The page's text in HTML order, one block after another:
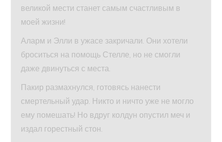
великой мести станет самым счастливым в
моей жизни!
Аларм и Элли в ужасе закричали. Они хотели
броситься на помощь Стелле, но не смогли
даже двинуться с места.
Пакир размахнулся, готовясь нанести
смертельный удар. Никто и ничто уже не могло
ему помешать! Но вдруг колдун опустил меч и
издал горестный стон.